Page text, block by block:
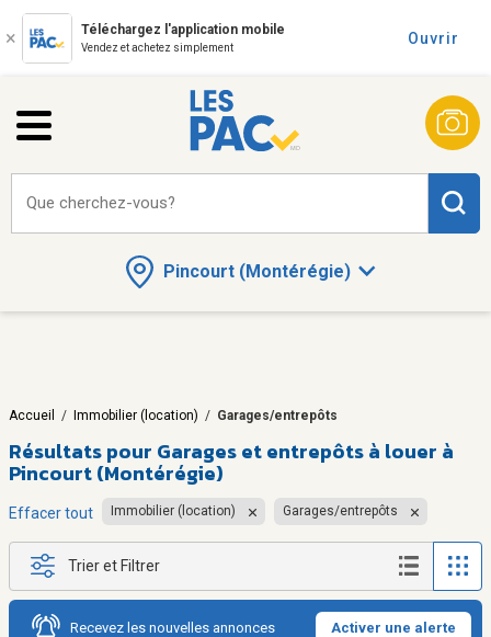
Téléchargez l'application mobile
Vendez et achetez simplement
Ouvrir
Pincourt (Montérégie)
Que cherchez-vous?
Accueil / Immobilier (location) / Garages/entrepôts
Résultats pour Garages et entrepôts à louer à
Pincourt (Montérégie)
Effacer tout Immobilier (location) Garages/entrepôts
Trier et Filtrer
Recevez les nouvelles annonces Activer une alerte